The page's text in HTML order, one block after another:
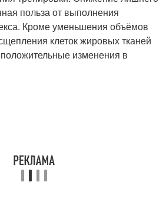
польза от выполнения
Кроме уменьшения объёмов
клеток жировых тканей
изменения в